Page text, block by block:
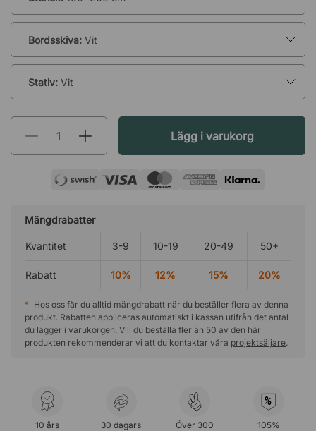
Bordsskiva: Vit
Stativ: Vit
Lägg i varukorg
Mängdrabatter
Kvantitet 3-9 10-19 20-49 50+
Rabatt 10% 12% 15% 20%
* Hos oss får du alltid mängdrabatt när du beställer flera av denna
produkt. Rabatten appliceras automatiskt i kassan utifrån det antal
du lägger i varukorgen. Vill du beställa fler än 50 av den här
produkten rekommenderar vi att du kontaktar våra projektsäljare.
10 års
30 dagars
Över 300
%
105%